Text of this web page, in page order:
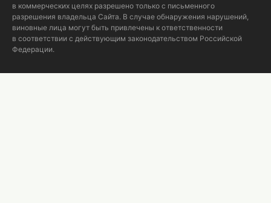
в коммерческих целях разрешено только с письменного
разрешения владельца Сайта. В случае обнаружения нарушений,
виновные лица могут быть привлечены к ответственности
в соответствии с действующим законодательством Российской
Федерации.